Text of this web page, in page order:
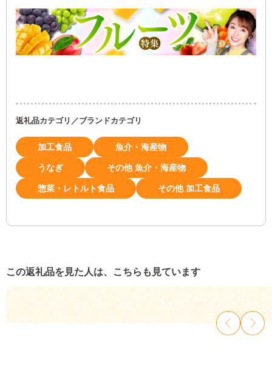
返礼品カテゴリ／ブランドカテゴリ
加工食品 魚介・海産物
うなぎ その他 魚介・海産物
惣菜・レトルト食品 その他 加工食品
この返礼品を見た人は、こちらも見ています